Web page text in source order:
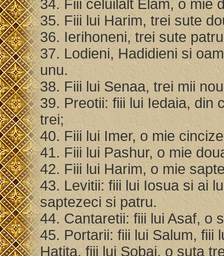
34. Fiii celuilalt Elam, o mie
35. Fiii lui Harim, trei sute
36. Ierihoneni, trei sute
37. Lodieni, Hadidieni si
unu.
38. Fiii lui Senaa, trei mii
39. Preotii: fiii lui Iedaia, din
trei;
40. Fiii lui Imer, o mie
41. Fiii lui Pashur, o mie
42. Fiii lui Harim, o mie
43. Levitii: fiii lui Iosua si ai
saptezeci si patru.
44. Cantaretii: fiii lui Asaf, o
45. Portarii: fiii lui Salum, fiii
Hatita, fiii lui Sobai, o suta